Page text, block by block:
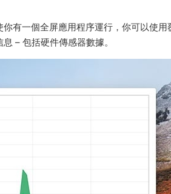
有一個全屏應用程序運行，你可以使
– 包括硬件傳感器數據。